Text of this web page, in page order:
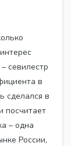
севилестр
в
сделался в
посчитает
– одна
России,